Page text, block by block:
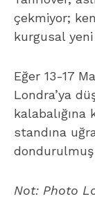
çekmiyor;
kurgusal yeni
Eğer 13-17
Londra’ya
kalabalığına
standına
Not: Photo